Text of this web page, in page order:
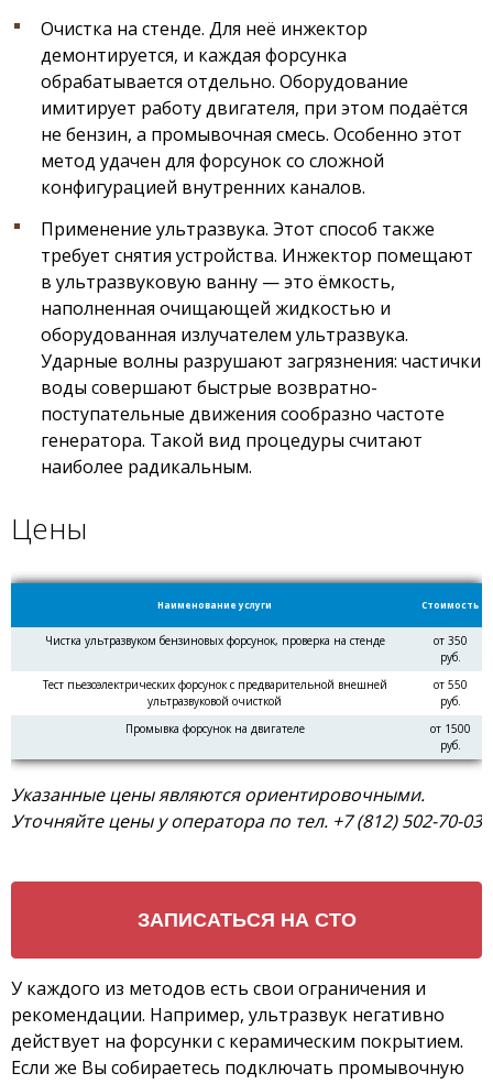
Очистка на стенде. Для неё инжектор
демонтируется, и каждая форсунка
обрабатывается отдельно. Оборудование
имитирует работу двигателя, при этом подаётся
не бензин, а промывочная смесь. Особенно этот
метод удачен для форсунок со сложной
конфигурацией внутренних каналов.
Применение ультразвука. Этот способ также
требует снятия устройства. Инжектор помещают
в ультразвуковую ванну — это ёмкость,
наполненная очищающей жидкостью и
оборудованная излучателем ультразвука.
Ударные волны разрушают загрязнения: частички
воды совершают быстрые возвратно-
поступательные движения сообразно частоте
генератора. Такой вид процедуры считают
наиболее радикальным.
Цены
Наименование услуги Стоимость
Чистка ультразвуком бензиновых форсунок, проверка на стенде
от 350
руб.
Тест пьезоэлектрических форсунок с предварительной внешней
ультразвуковой очисткой
от 550
руб.
Промывка форсунок на двигателе
от 1500
руб.
Указанные цены являются ориентировочными.
Уточняйте цены у оператора по тел. +7 (812) 502-70-03
У каждого из методов есть свои ограничения и
рекомендации. Например, ультразвук негативно
действует на форсунки с керамическим покрытием.
Если же Вы собираетесь подключать промывочную